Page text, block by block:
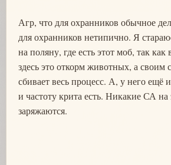
Агр, что для охранников обычное
для охранников нетипично. Я
на поляну, где есть этот моб, так
здесь это откорм животных, а своим
сбивает весь процесс. А, у него ещё
и частоту крита есть. Никакие СА
заряжаются.